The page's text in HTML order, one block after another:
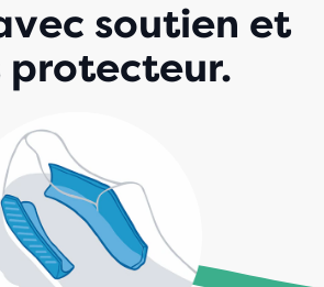
soutien et
protecteur.